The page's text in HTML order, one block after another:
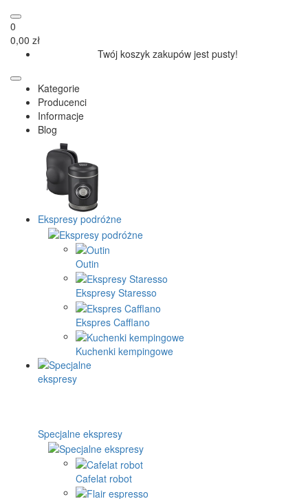
0
0,00 zł
Twój koszyk zakupów jest pusty!
Kategorie
Producenci
Informacje
Blog
Ekspresy podróżne
Outin
Ekspresy Staresso
Ekspres Cafflano
Kuchenki kempingowe
Specjalne ekspresy
Cafelat robot